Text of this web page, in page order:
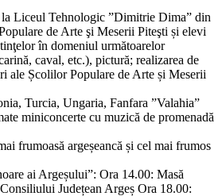
Liceul Tehnologic ”Dimitrie Dima” din
de Arte şi Meserii Piteşti și elevi
în domeniul următoarelor
caval, etc.), pictură; realizarea de
ale Școlilor Populare de Arte și Meserii
Turcia, Ungaria, Fanfara ”Valahia”
miniconcerte cu muzică de promenadă
frumoasă argeșeancă și cel mai frumos
ai Argeșului”: Ora 14.00: Masă
Județean Argeș Ora 18.00: